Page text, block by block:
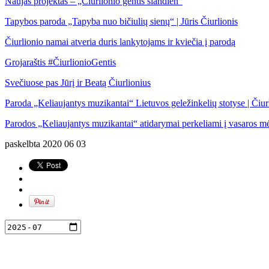
Tapybos paroda „Tapyba nuo bičiulių sienų“ | Jūris Čiurlionis
Čiurlionio namai atveria duris lankytojams ir kviečia į parodą
Grojaraštis #ČiurlionioGentis
Svečiuose pas Jūrį ir Beatą Čiurlionius
Paroda „Keliaujantys muzikantai“ Lietuvos geležinkelių stotyse |
Parodos „Keliaujantys muzikantai“ atidarymai perkeliami į vasaros
paskelbta 2020 06 03